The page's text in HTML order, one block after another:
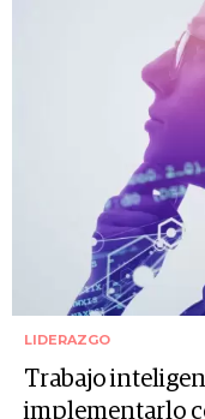
LIDERAZGO
Trabajo
implementarlo